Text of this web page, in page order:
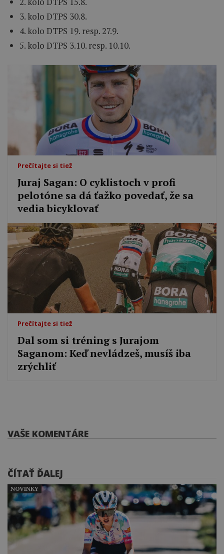
3. kolo DTPS 30.8.
4. kolo DTPS 19. resp. 27.9.
5. kolo DTPS 3.10. resp. 10.10.
Prečítajte si tiež
Juraj Sagan: O cyklistoch v profi
pelotóne sa dá ťažko povedať, že sa
vedia bicyklovať
Prečítajte si tiež
Dal som si tréning s Jurajom
Saganom: Keď nevládzeš, musíš iba
zrýchliť
VAŠE KOMENTÁRE
ČÍTAŤ ĎALEJ
NOVINKY